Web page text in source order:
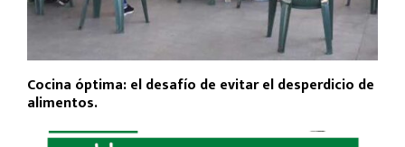
Cocina óptima: el desafío de evitar el desperdicio de
alimentos.